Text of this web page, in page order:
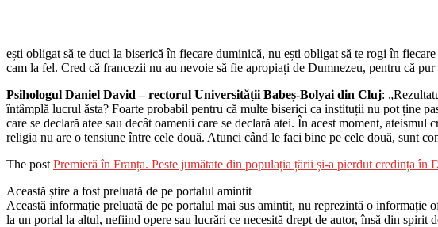
ești obligat să te duci la biserică în fiecare duminică, nu ești obligat să te rogi în
cam la fel. Cred că francezii nu au nevoie să fie apropiați de Dumnezeu, pentru că
Psihologul Daniel David – rectorul Universității Babeș-Bolyai din Cluj:
întâmplă lucrul ăsta? Foarte probabil pentru că multe biserici ca instituții nu pot ține
care se declară atee sau decât oamenii care se declară atei. În acest moment,
religia nu are o tensiune între cele două. Atunci când le faci bine pe cele două, sunt
The post Premieră în Franța. Peste jumătate din populația țării și-a pierdut credința în
Această știre a fost preluată de pe portalul amintit
Această informație preluată de pe portalul mai sus amintit, nu reprezintă o
la un portal la altul, nefiind opere sau lucrări ce necesită drept de autor, însă din spirit